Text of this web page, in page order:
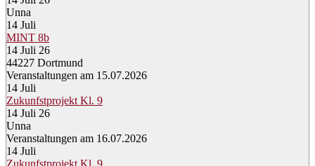
Unna
14 Juli
MINT 8b
14 Juli 26
44227 Dortmund
Veranstaltungen am 15.07.2026
14 Juli
Zukunfstprojekt Kl. 9
14 Juli 26
Unna
Veranstaltungen am 16.07.2026
14 Juli
Zukunfstprojekt Kl. 9